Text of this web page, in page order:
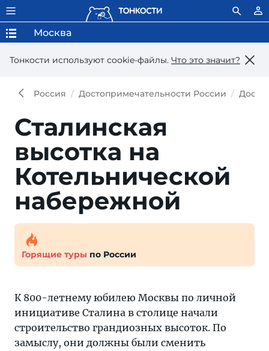
Тонкости используют сookie-файлы. Что это значит?
Москва
Россия Достопримечательности России
Сталинская
высотка на
Котельнической
набережной
Горящие туры по России
К 800-летнему юбилею Москвы по личной
инициативе Сталина в столице начали
строительство грандиозных высоток. По
замыслу, они должны были сменить